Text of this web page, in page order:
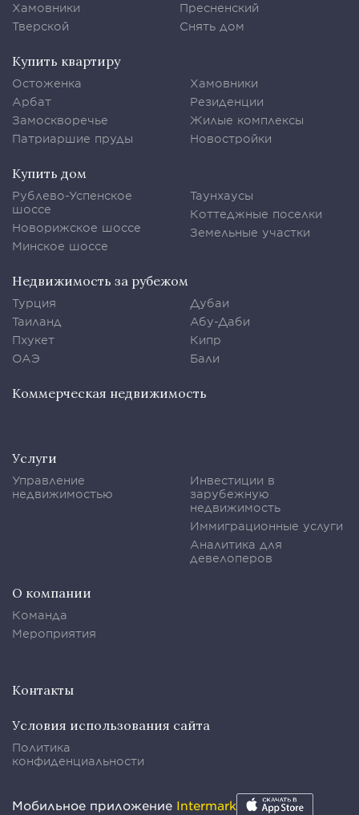
Хамовники
Тверской
Пресненский
Снять дом
Купить квартиру
Остоженка
Арбат
Замоскворечье
Патриаршие пруды
Хамовники
Резиденции
Жилые комплексы
Новостройки
Купить дом
Рублево-Успенское
шоссе
Новорижское шоссе
Минское шоссе
Таунхаусы
Коттеджные поселки
Земельные участки
Недвижимость за рубежом
Турция
Таиланд
Пхукет
ОАЭ
Дубаи
Абу-Даби
Кипр
Бали
Коммерческая недвижимость
Услуги
Управление
недвижимостью
Инвестиции в
зарубежную
недвижимость
Иммиграционные услуги
Аналитика для
девелоперов
О компании
Команда
Мероприятия
Контакты
Условия использования сайта
Политика
конфиденциальности
Мобильное приложение Intermark